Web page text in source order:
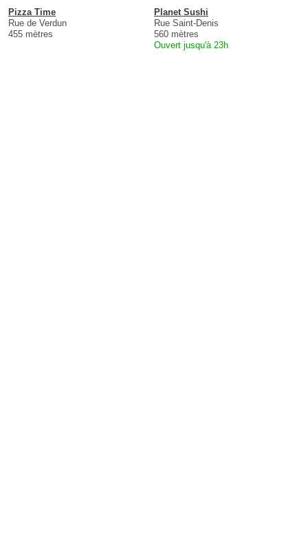
Pizza Time
Rue de Verdun
455 mètres
Planet Sushi
Rue Saint-Denis
560 mètres
Ouvert jusqu'à 23h